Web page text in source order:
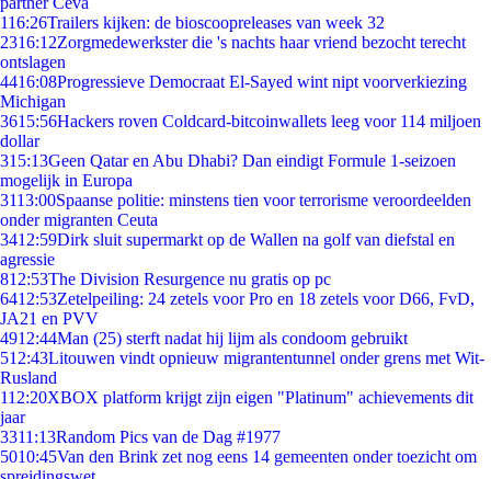
116:26Trailers kijken: de bioscoopreleases van week 32
2316:12Zorgmedewerkster die 's nachts haar vriend bezocht terecht
ontslagen
4416:08Progressieve Democraat El-Sayed wint nipt voorverkiezing
Michigan
3615:56Hackers roven Coldcard-bitcoinwallets leeg voor 114 miljoen
dollar
315:13Geen Qatar en Abu Dhabi? Dan eindigt Formule 1-seizoen
mogelijk in Europa
3113:00Spaanse politie: minstens tien voor terrorisme veroordeelden
onder migranten Ceuta
3412:59Dirk sluit supermarkt op de Wallen na golf van diefstal en
agressie
812:53The Division Resurgence nu gratis op pc
6412:53Zetelpeiling: 24 zetels voor Pro en 18 zetels voor D66, FvD,
JA21 en PVV
4912:44Man (25) sterft nadat hij lijm als condoom gebruikt
512:43Litouwen vindt opnieuw migrantentunnel onder grens met Wit-
Rusland
112:20XBOX platform krijgt zijn eigen "Platinum" achievements dit
jaar
3311:13Random Pics van de Dag #1977
5010:45Van den Brink zet nog eens 14 gemeenten onder toezicht om